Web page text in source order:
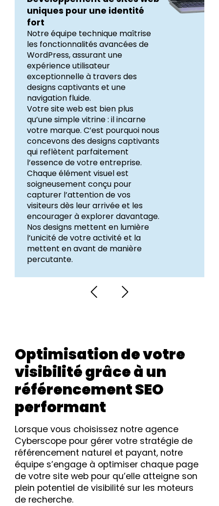
uniques pour une identité
fort
Notre équipe technique maîtrise
les fonctionnalités avancées de
WordPress, assurant une
expérience utilisateur
exceptionnelle à travers des
designs captivants et une
navigation fluide.
Votre site web est bien plus
qu’une simple vitrine : il incarne
votre marque. C’est pourquoi nous
concevons des designs captivants
qui reflètent parfaitement
l’essence de votre entreprise.
Chaque élément visuel est
soigneusement conçu pour
capturer l’attention de vos
visiteurs dès leur arrivée et les
encourager à explorer davantage.
Nos designs mettent en lumière
l’unicité de votre activité et la
mettent en avant de manière
percutante.
Optimisation de votre
visibilité grâce à un
référencement SEO
performant
Lorsque vous choisissez notre agence
Cyberscope pour gérer votre stratégie de
référencement naturel et payant, notre
équipe s’engage à optimiser chaque page
de votre site web pour qu’elle atteigne son
plein potentiel de visibilité sur les moteurs
de recherche.